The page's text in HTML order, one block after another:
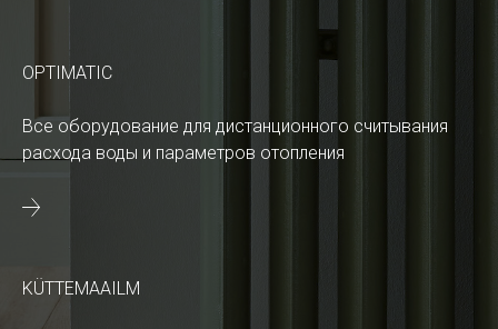
OPTIMATIC
Все оборудование для дистанционного считывания
расхода воды и параметров отопления
KÜTTEMAAILM